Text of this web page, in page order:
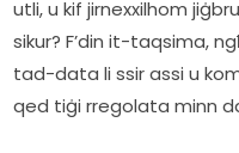
utli, u kif jirnexxilhom
sikur? F’din it-taqsima,
tad-data li ssir assi u
qed tiġi rregolata minn